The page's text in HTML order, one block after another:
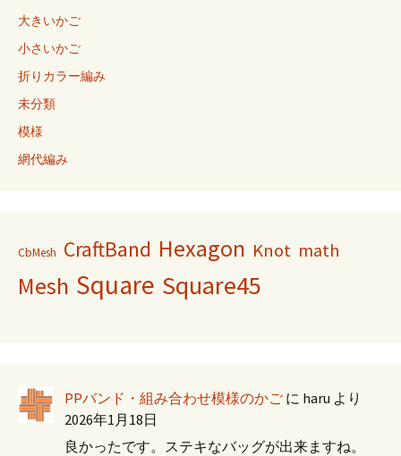
大きいかご
小さいかご
折りカラー編み
未分類
模様
網代編み
CbMesh CraftBand Hexagon Knot math
Mesh Square Square45
PPバンド・組み合わせ模様のかご に haru より
2026年1月18日
良かったです。ステキなバッグが出来ますね。